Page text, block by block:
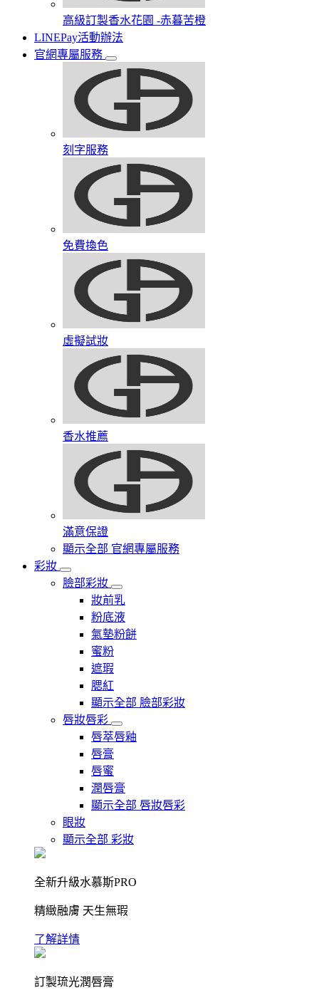
高級訂製香水花園​ -赤暮苦橙
LINEPay活動辦法
官網專屬服務
刻字服務
免費換色
虛擬試妝
香水推薦
滿意保證
顯示全部 官網專屬服務
彩妝
臉部彩妝
妝前乳
粉底液
氣墊粉餅
蜜粉
遮瑕
腮紅
顯示全部 臉部彩妝
唇妝唇彩
唇萃唇釉
唇膏
唇蜜
潤唇膏
顯示全部 唇妝唇彩
眼妝
顯示全部 彩妝
全新升級水慕斯PRO
精緻融膚 天生無瑕
了解詳情
訂製琉光潤唇膏